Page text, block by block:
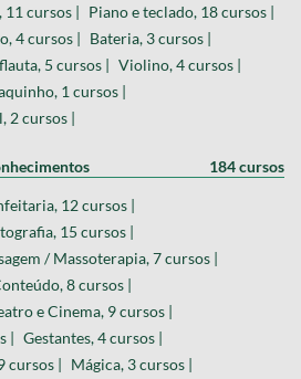
11 cursos | Piano e teclado, 18 cursos |
4 cursos | Bateria, 3 cursos |
5 cursos | Violino, 4 cursos |
1 cursos |
2 cursos |
184 cursos
12 cursos |
15 cursos |
/ Massoterapia, 7 cursos |
8 cursos |
e Cinema, 9 cursos |
| Gestantes, 4 cursos |
cursos | Mágica, 3 cursos |